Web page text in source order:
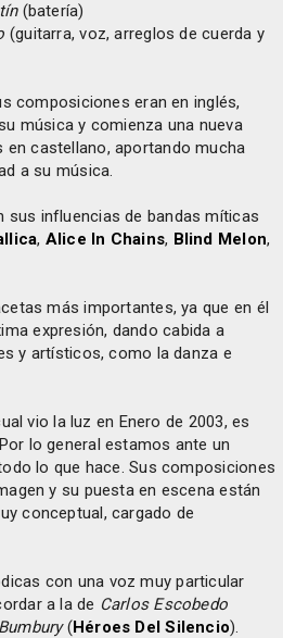
(batería)
(guitarra, voz, arreglos de cuerda y
composiciones eran en inglés,
música y comienza una nueva
castellano, aportando mucha
a su música.
sus influencias de bandas míticas
, Alice In Chains, Blind Melon,
más importantes, ya que en él
expresión, dando cabida a
y artísticos, como la danza e
vio la luz en Enero de 2003, es
lo general estamos ante un
lo que hace. Sus composiciones
y su puesta en escena están
conceptual, cargado de
con una voz muy particular
a la de Carlos Escobedo
(Héroes Del Silencio).